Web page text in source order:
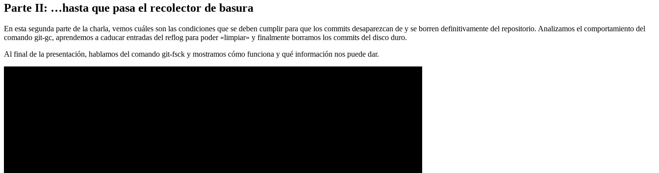
Parte II: …hasta que pasa el recolector de basura
En esta segunda parte de la charla, vemos cuáles son las condiciones que se deben cumplir para que los commits desaparezcan de y se borren definitivamente del repositorio. Analizamos el comportamiento del
comando git-gc, aprendemos a caducar entradas del reflog para poder «limpiar» y finalmente borramos los commits del disco duro.
Al final de la presentación, hablamos del comando git-fsck y mostramos cómo funciona y qué información nos puede dar.